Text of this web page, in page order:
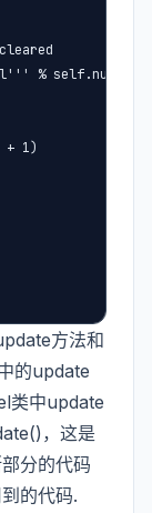
% self.number
+ 1)
方法和
的update
类中update
，这是
分的代码
的代码.